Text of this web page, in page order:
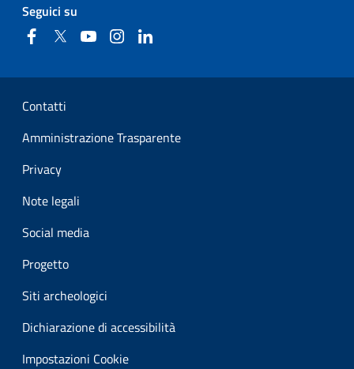
Seguici su
FacebookTwitter YouTubeInstagram
Sezione Link Utili
Contatti
Amministrazione Trasparente
Privacy
Note legali
Social media
Progetto
Siti archeologici
Dichiarazione di accessibilità
Impostazioni Cookie